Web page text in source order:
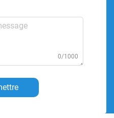
0/1000